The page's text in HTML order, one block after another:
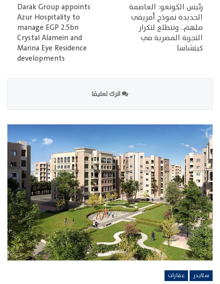
رئيس الكونغو: العاصمة
الجديدة نموذج أفريقي
ملهم.. ونتطلع لتكرار
التجربة المصرية في
كينشاسا
Darak Group appoints
Azur Hospitality to
manage EGP 2.5bn
Crystal Alamein and
Marina Eye Residence
developments
اترك تعليقا
سلايدر عقارات